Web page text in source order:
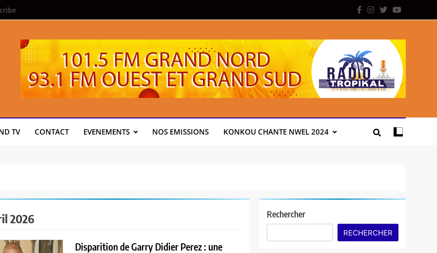
TV CONTACT EVENEMENTS NOS EMISSIONS KONKOU CHANTE NWEL 2024
2026
Disparition de Garry Didier Perez : une
Rechercher
RECHERCHER